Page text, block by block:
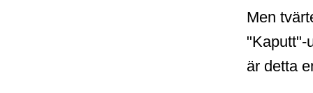
Men
"Kaputt"-
är detta